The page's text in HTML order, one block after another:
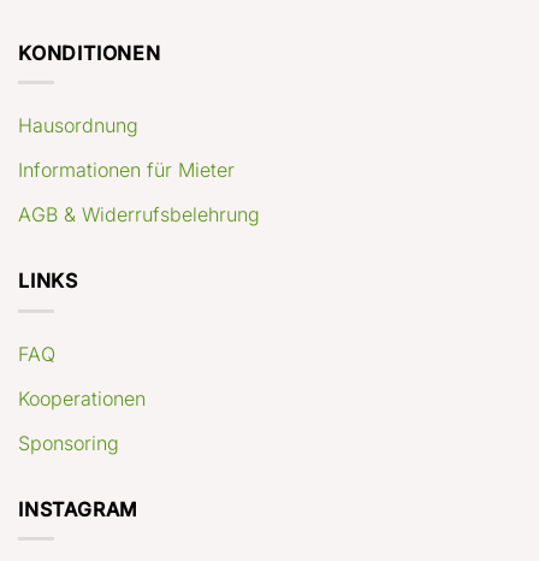
KONDITIONEN
Hausordnung
Informationen für Mieter
AGB & Widerrufsbelehrung
LINKS
FAQ
Kooperationen
Sponsoring
INSTAGRAM